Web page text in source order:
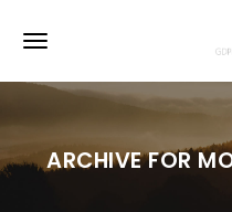
a
T
o
gARCHIVE FOR